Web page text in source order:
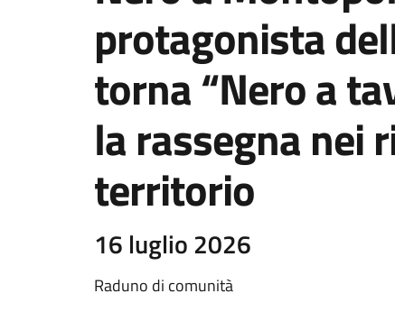
protagonista
torna “Nero a
la rassegna nei
territorio
16 luglio 2026
Raduno di comunità